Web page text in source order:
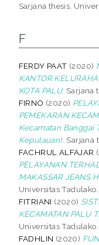
Sarjana thesis,
F
FERDY PAAT (2020)
KANTOR
KOTA PALU. Sarjana
FIRNO (2020)
PEMEKARAN
Kecamatan Banggai
Kepulauan). Sarjana
FACHRUL ALFAJAR
PELAYANAN
MAKASSAR JEANS
Universitas Tadulako.
FITRIANI (2020)
KECAMATAN PALU
Universitas Tadulako.
FADHLIN (2020)